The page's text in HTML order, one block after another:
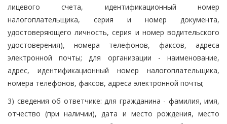
лицевого счета, идентификационный номер
налогоплательщика, серия и номер документа,
удостоверяющего личность, серия и номер водительского
удостоверения), номера телефонов, факсов, адреса
электронной почты; для организации - наименование,
адрес, идентификационный номер налогоплательщика,
номера телефонов, факсов, адреса электронной почты;
3) сведения об ответчике: для гражданина - фамилия, имя,
отчество (при наличии), дата и место рождения, место